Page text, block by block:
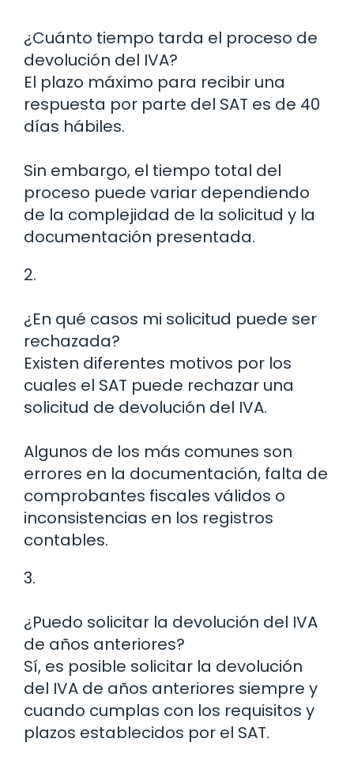
¿Cuánto tiempo tarda el proceso de
devolución del IVA?
El plazo máximo para recibir una
respuesta por parte del SAT es de 40
días hábiles.
Sin embargo, el tiempo total del
proceso puede variar dependiendo
de la complejidad de la solicitud y la
documentación presentada.
2.
¿En qué casos mi solicitud puede ser
rechazada?
Existen diferentes motivos por los
cuales el SAT puede rechazar una
solicitud de devolución del IVA.
Algunos de los más comunes son
errores en la documentación, falta de
comprobantes fiscales válidos o
inconsistencias en los registros
contables.
3.
¿Puedo solicitar la devolución del IVA
de años anteriores?
Sí, es posible solicitar la devolución
del IVA de años anteriores siempre y
cuando cumplas con los requisitos y
plazos establecidos por el SAT.